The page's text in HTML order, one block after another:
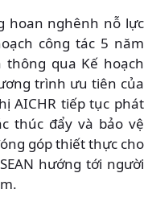
hoan nghênh nỗ lực
công tác 5 năm
thông qua Kế hoạch
trình ưu tiên của
AICHR tiếp tục phát
thúc đẩy và bảo vệ
góp thiết thực cho
hướng tới người